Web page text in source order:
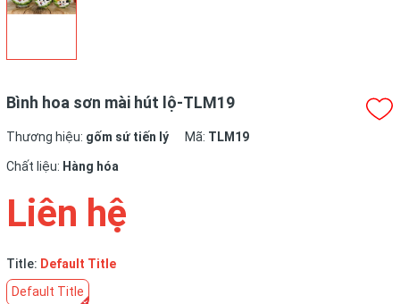
Bình hoa sơn mài hút lộ-TLM19
Thương hiệu: gốm sứ tiến lý Mã: TLM19
Chất liệu: Hàng hóa
Liên hệ
Title: Default Title
Default Title